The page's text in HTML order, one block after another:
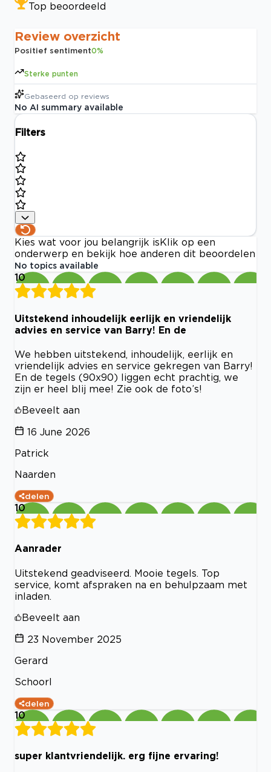
Top beoordeeld
Review overzicht
Positief sentiment0%
Sterke punten
Gebaseerd op reviews
No AI summary available
Filters
Kies wat voor jou belangrijk is Klik op een
onderwerp en bekijk hoe anderen dit beoordelen
No topics available
10
Uitstekend inhoudelijk eerlijk en vriendelijk
advies en service van Barry! En de
We hebben uitstekend, inhoudelijk, eerlijk en
vriendelijk advies en service gekregen van Barry!
En de tegels (90x90) liggen echt prachtig, we
zijn er heel blij mee! Zie ook de foto’s!
Beveelt aan
16 June 2026
Patrick
Naarden
delen
10
Aanrader
Uitstekend geadviseerd. Mooie tegels. Top
service, komt afspraken na en behulpzaam met
inladen.
Beveelt aan
23 November 2025
Gerard
Schoorl
delen
10
super klantvriendelijk. erg fijne ervaring!